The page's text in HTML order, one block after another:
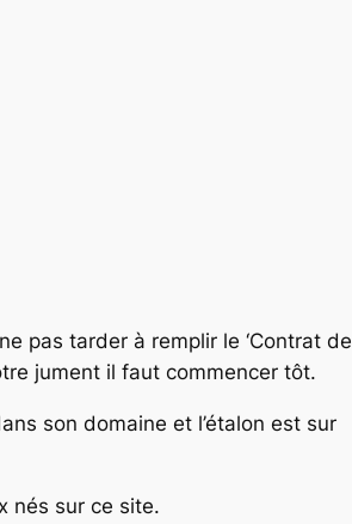
pas tarder à remplir le ‘Contrat de
jument il faut commencer tôt.
son domaine et l’étalon est sur
nés sur ce site.